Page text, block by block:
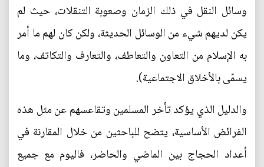
وسائل النقل في ذلك الزمان وصعوبة التنقلات، حيث لم
يكن لديهم شيء من الوسائل الحديثة، ولكن كان لهم ما أمر
به الإسلام من التعاون والتعاطف، والتعارف والتكاتف، وما
يسمّى بالأخلاق الاجتماعية).
والدليل الذي يؤكد تأخر المسلمين وتقاعسهم عن مثل هذه
الفرائض الأساسية، يتضح للباحثين من خلال المقارنة في
أعداد الحجاج بين الماضي والحاضر، فاليوم مع جميع